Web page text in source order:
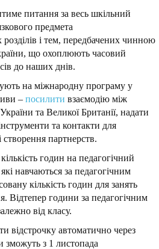
питання за весь шкільний
предмета
розділів і тем, передбачених чинною
що охоплюють часовий
до наших днів.
на міжнародну програму у
– посилити взаємодію між
та Великої Британії, надати
та контакти для
створення партнерств.
годин на педагогічний
навчаються за педагогічним
кількість годин для занять
Відтепер години за педагогічним
від класу.
відстрочку автоматично через
з 1 листопада